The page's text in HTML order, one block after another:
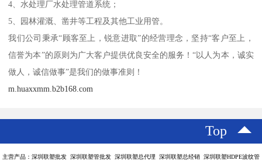
4、水处理厂水处理管道系统；
5、园林灌溉、凿井等工程及其他工业用管。
我们公司秉承“顾客至上，锐意进取”的经营理念，坚持“客户至上，
信誉为本”的原则为广大客户提供优良安全的服务！“以人为本，诚实
做人，诚信做事”是我们的做事准则！
m.huaxxmm.b2b168.com
Top
主营产品：深圳联塑批发 深圳联塑管批发 深圳联塑总代理 深圳联塑总经销 深圳联塑HDPE波纹管